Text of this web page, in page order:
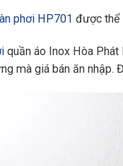
phơi HP701 được thể
quần áo Inox Hòa
mà giá bán ăn nhập.